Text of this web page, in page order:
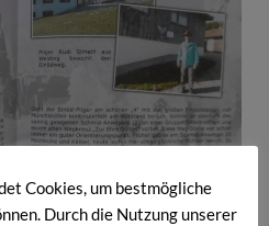
Cookies, um bestmögliche
Durch die Nutzung unserer